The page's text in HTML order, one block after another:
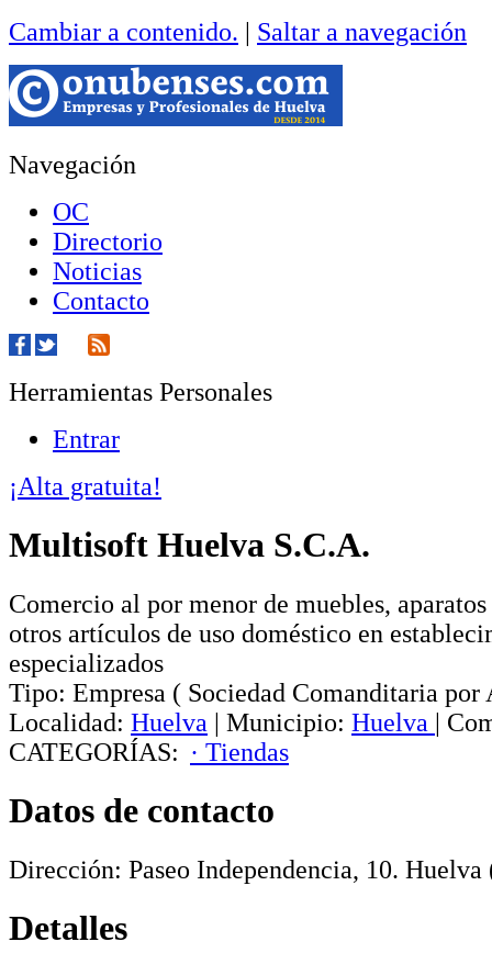
Cambiar a contenido. | Saltar a navegación
Navegación
OC
Directorio
Noticias
Contacto
Herramientas Personales
Entrar
¡Alta gratuita!
Multisoft Huelva S.C.A.
Comercio al por menor de muebles,
otros artículos de uso doméstico en
especializados
Tipo: Empresa ( Sociedad Comanditaria por
Localidad: Huelva | Municipio: Huelva |
CATEGORÍAS: · Tiendas
Datos de contacto
Dirección: Paseo Independencia, 10. Huelva
Detalles